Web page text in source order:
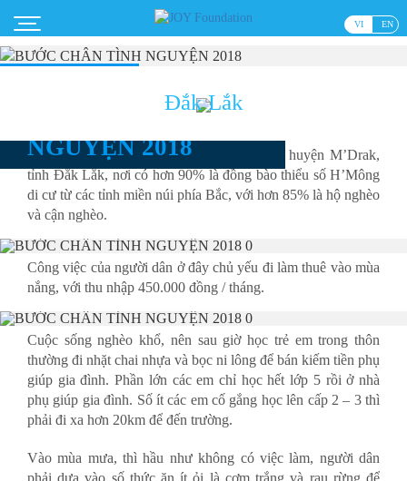
VI EN
BƯỚC CHÂN TÌNH
NGUYỆN 2018
Đắk Lắk
Tại thôn 7, xã Cư Róa, cách xa trung tâm huyện M’Drak,
tỉnh Đắk Lắk, nơi có hơn 90% là đồng bào thiểu số H’Mông
di cư từ các tỉnh miền núi phía Bắc, với hơn 85% là hộ nghèo
và cận nghèo.
Công việc của người dân ở đây chủ yếu đi làm thuê vào mùa
nắng, với thu nhập 450.000 đồng / tháng.
Cuộc sống nghèo khổ, nên sau giờ học trẻ em trong thôn
thường đi nhặt chai nhựa và bọc ni lông để bán kiếm tiền phụ
giúp gia đình. Phần lớn các em chỉ học hết lớp 5 rồi ở nhà
phụ giúp gia đình. Số ít các em cố gắng học lên cấp 2 – 3 thì
phải đi xa hơn 20km để đến trường.
Vào mùa mưa, thì hầu như không có việc làm, người dân